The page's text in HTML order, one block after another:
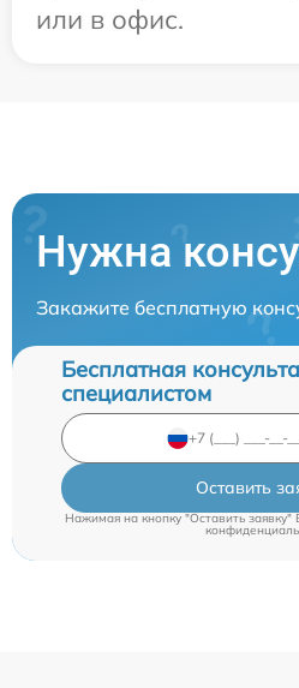
или в офис.
Нужна
Закажите бесплатную
Бесплатная
специалистом
Оставить
Нажимая на кнопку "Оставить